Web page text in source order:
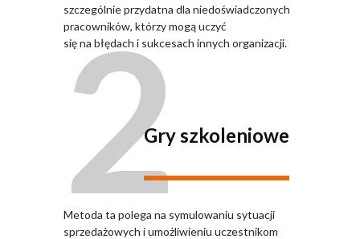
szczególnie przydatna dla niedoświadczonych
pracowników, którzy mogą uczyć
się na błędach i sukcesach innych organizacji.
2Gry szkoleniowe
Metoda ta polega na symulowaniu sytuacji
sprzedażowych i umożliwieniu uczestnikom